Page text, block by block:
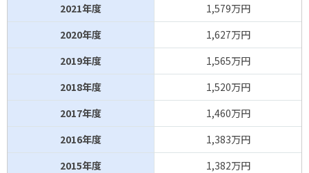
2021年度
1,579万円
2020年度
1,627万円
2019年度
1,565万円
2018年度
1,520万円
2017年度
1,460万円
2016年度
1,383万円
2015年度
1,382万円